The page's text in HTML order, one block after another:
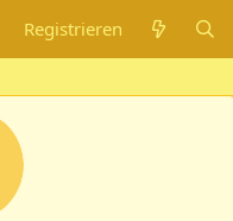
Registrieren